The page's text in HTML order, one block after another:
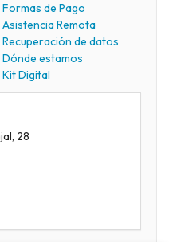
Formas de Pago
Asistencia Remota
Recuperación de datos
Dónde estamos
Kit Digital
28